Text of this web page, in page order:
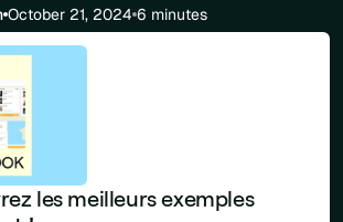
October 21, 2024 6 minutes
les meilleurs exemples